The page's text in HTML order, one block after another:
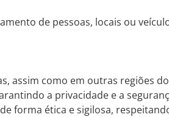
de pessoas, locais ou
assim como em outras regiões
a privacidade e a
forma ética e sigilosa,